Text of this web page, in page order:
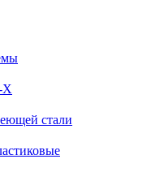
X
стали